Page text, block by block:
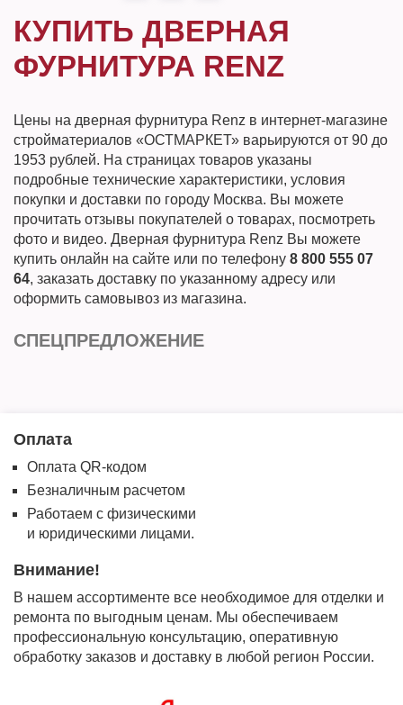
КУПИТЬ ДВЕРНАЯ
ФУРНИТУРА RENZ
Цены на дверная фурнитура Renz в интернет-магазине
стройматериалов «ОСТМАРКЕТ» варьируются от 90 до
1953 рублей. На страницах товаров указаны
подробные технические характеристики, условия
покупки и доставки по городу Москва. Вы можете
прочитать отзывы покупателей о товарах, посмотреть
фото и видео. Дверная фурнитура Renz Вы можете
купить онлайн на сайте или по телефону 8 800 555 07
64, заказать доставку по указанному адресу или
оформить самовывоз из магазина.
СПЕЦПРЕДЛОЖЕНИЕ
Оплата
Оплата QR-кодом
Безналичным расчетом
Работаем с физическими
и юридическими лицами.
Внимание!
В нашем ассортименте все необходимое для отделки и
ремонта по выгодным ценам. Мы обеспечиваем
профессиональную консультацию, оперативную
обработку заказов и доставку в любой регион России.